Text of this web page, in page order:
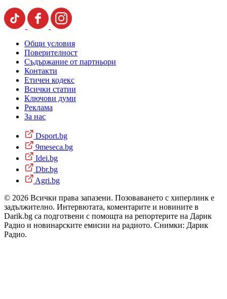
Общи условия
Поверителност
Съдържание от партньори
Контакти
Етичен кодекс
Всички статии
Ключови думи
Реклама
За нас
Dsport.bg
9meseca.bg
Idei.bg
Dbr.bg
Agri.bg
© 2026 Всички права запазени. Позоваването с хиперлинк е
задължително. Интервютата, коментарите и новините в
Darik.bg са подготвени с помощта на репортерите на Дарик
Радио и новинарските емисии на радиото. Снимки: Дарик
Радио.